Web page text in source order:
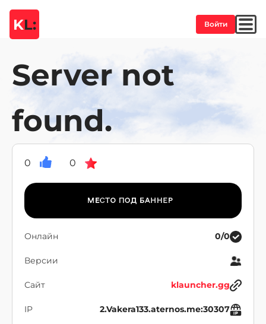
KL: Войти
Server not
found.
0 0
Онлайн 0/0
Версии
Сайт klauncher.gg
IP 2.Vakera133.aternos.me:30307